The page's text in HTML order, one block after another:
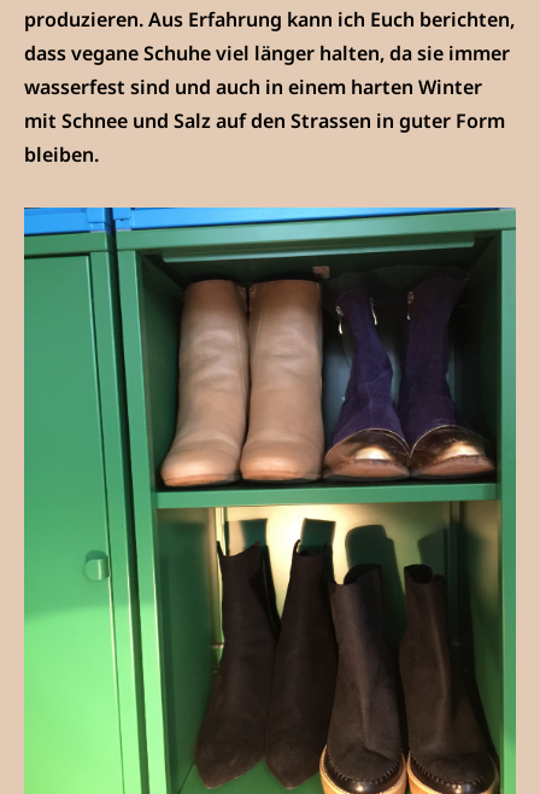
produzieren. Aus Erfahrung kann ich Euch berichten,
dass vegane Schuhe viel länger halten, da sie immer
wasserfest sind und auch in einem harten Winter
mit Schnee und Salz auf den Strassen in guter Form
bleiben.